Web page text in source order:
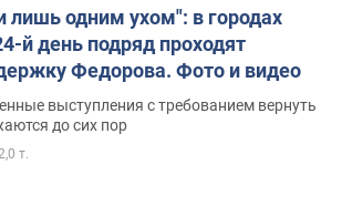
одним ухом": в городах
й день подряд проходят
Федорова. Фото и видео
выступления с требованием вернуть
до сих пор
т.